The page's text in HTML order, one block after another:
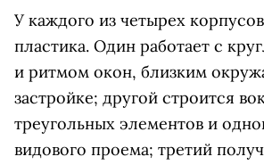
У каждого из четырех
пластика. Один работает с
и ритмом окон, близким
застройке; другой строится
треугольных элементов и
видового проема; третий